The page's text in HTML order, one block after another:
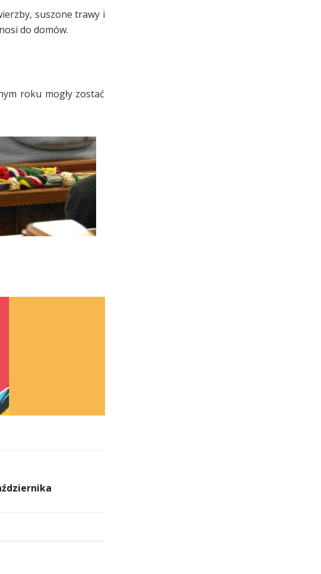
suszone trawy i
do domów.
roku mogły zostać